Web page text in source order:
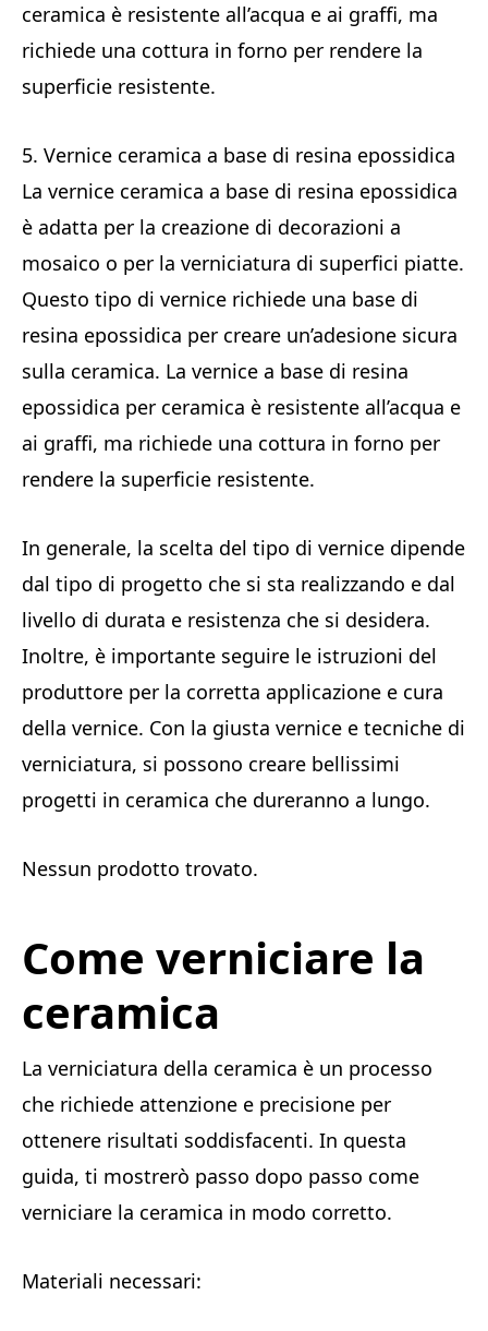
ceramica è resistente all’acqua e ai graffi, ma
richiede una cottura in forno per rendere la
superficie resistente.
5. Vernice ceramica a base di resina epossidica
La vernice ceramica a base di resina epossidica
è adatta per la creazione di decorazioni a
mosaico o per la verniciatura di superfici piatte.
Questo tipo di vernice richiede una base di
resina epossidica per creare un’adesione sicura
sulla ceramica. La vernice a base di resina
epossidica per ceramica è resistente all’acqua e
ai graffi, ma richiede una cottura in forno per
rendere la superficie resistente.
In generale, la scelta del tipo di vernice dipende
dal tipo di progetto che si sta realizzando e dal
livello di durata e resistenza che si desidera.
Inoltre, è importante seguire le istruzioni del
produttore per la corretta applicazione e cura
della vernice. Con la giusta vernice e tecniche di
verniciatura, si possono creare bellissimi
progetti in ceramica che dureranno a lungo.
Nessun prodotto trovato.
Come verniciare la
ceramica
La verniciatura della ceramica è un processo
che richiede attenzione e precisione per
ottenere risultati soddisfacenti. In questa
guida, ti mostrerò passo dopo passo come
verniciare la ceramica in modo corretto.
Materiali necessari: